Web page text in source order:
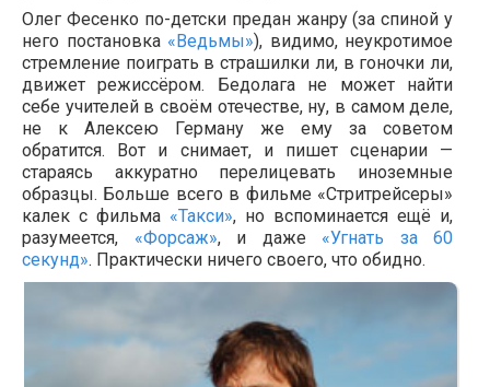
Олег Фесенко по-детски предан жанру (за спиной у
него постановка «Ведьмы»), видимо, неукротимое
стремление поиграть в страшилки ли, в гоночки ли,
движет режиссёром. Бедолага не может найти
себе учителей в своём отечестве, ну, в самом деле,
не к Алексею Герману же ему за советом
обратится. Вот и снимает, и пишет сценарии —
стараясь аккуратно перелицевать иноземные
образцы. Больше всего в фильме «Стритрейсеры»
калек с фильма «Такси», но вспоминается ещё и,
разумеется, «Форсаж», и даже «Угнать за 60
секунд». Практически ничего своего, что обидно.